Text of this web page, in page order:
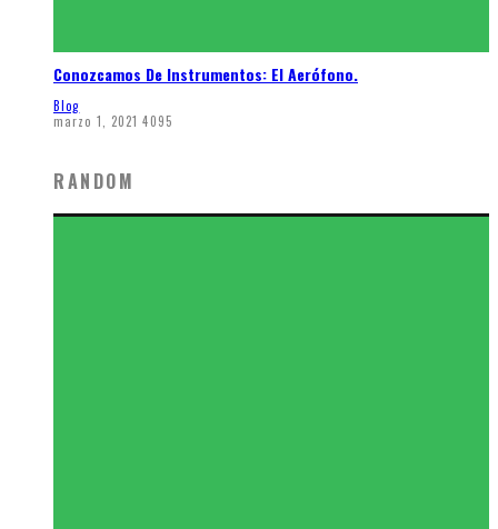
Conozcamos De Instrumentos: El Aerófono.
Blog
marzo 1, 2021 4095
RANDOM